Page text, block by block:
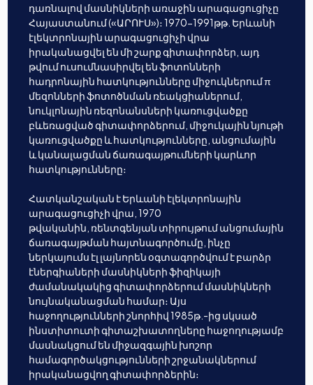
դառնալով մասնիկների առաջին արագացուցիչը
Հայաստանում («ԱՐՈՒՍ»)։ 1970-1991թթ. Երևանի
էլեկտրոնային արագացուցիչի վրա
իրականացվել են մի շարք գիտափորձեր, այդ
թվում ուսումնասիրվել են ֆոտոնների
հադրոնային հատկությունները միջուկներում π
մեզոնների ֆոտոծնման ռեակցիաներում,
նուկլոնային ռեզոնանսների կառուցվածքը
բևեռացված գիտափորձերում, միջուկային նյութի
կառուցվածքը և հատկությունները, անցումային
և կանալացման ճառագայթումների կարևոր
հատկությունները։
Հատկանշական է Երևանի էլեկտրոնային
արագացուցիչի վրա, 1970
թվականին, ռենտգենյան տիրույթում անցումային
ճառագայթման հայտնագործումը, ինչը
ներկայումս էլ լայնորեն օգտագործվում է բարձր
էներգիաների մասնիկների ֆիզիկայի
ժամանակակից գիտափորձերում մասնիկների
նույնականացման համար։ Այս
հաջողությունների շնորհիվ 1985թ.-ից սկսած
ինստիտուտի գիտաշխատողները հաջողությամբ
մասնակցում են միջազգային խոշոր
համագործակցությունների շրջանակներում
իրականացվող գիտափորձերին։